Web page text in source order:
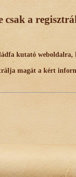
csak a
kutató weboldalra,
magát a kért